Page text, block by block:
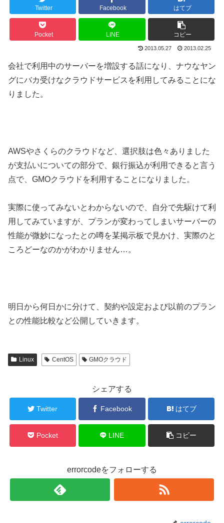
Twitter Facebook はてブ
Pocket LINE コピー
2013.05.27 2013.02.25
会社で利用中のサーバーを増設する話になり、ナウなヤン
グにバカ受けなクラウドサービスを利用してみることにな
りました。
AWSやさくらのクラウドなど、選択肢は色々ありました
が支払いについての部分で、銀行振込が利用できると言う
点で、GMOクラウドを利用することになりました。
実際に使ってみないとわからないので、自分で先駆けて利
用してみていますが、プランが変わってしまいサーバーの
性能が微妙になったとの噂を某掲示板で見かけ、実際のと
ころどーなのかがわかりません…。
明日から何日かに分けて、契約や設定および以前のプラン
との性能比較など公開していきます。
Linux CentOS GMOクラウド
シェアする
Twitter Facebook はてブ
Pocket LINE コピー
errorcodeをフォローする